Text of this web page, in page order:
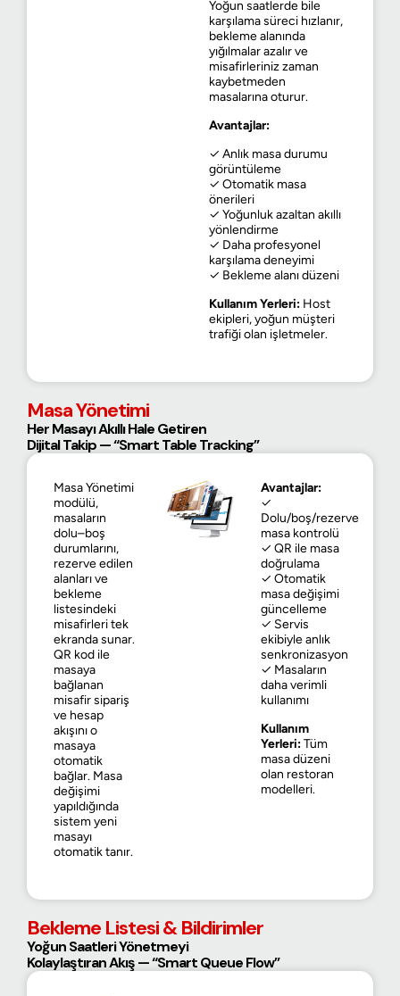
Yoğun saatlerde bile
karşılama süreci hızlanır,
bekleme alanında
yığılmalar azalır ve
misafirleriniz zaman
kaybetmeden
masalarına oturur.
Avantajlar:
✓ Anlık masa durumu
görüntüleme
✓ Otomatik masa
önerileri
✓ Yoğunluk azaltan akıllı
yönlendirme
✓ Daha profesyonel
karşılama deneyimi
✓ Bekleme alanı düzeni
Kullanım Yerleri: Host
ekipleri, yoğun müşteri
trafiği olan işletmeler.
Masa Yönetimi
Her Masayı Akıllı Hale Getiren
Dijital Takip — “Smart Table Tracking”
Masa Yönetimi
modülü,
masaların
dolu–boş
durumlarını,
rezerve edilen
alanları ve
bekleme
listesindeki
misafirleri tek
ekranda sunar.
QR kod ile
masaya
bağlanan
misafir sipariş
ve hesap
akışını o
masaya
otomatik
bağlar. Masa
değişimi
yapıldığında
sistem yeni
masayı
otomatik tanır.
Avantajlar:
✓
Dolu/boş/rezerve
masa kontrolü
✓ QR ile masa
doğrulama
✓ Otomatik
masa değişimi
güncelleme
✓ Servis
ekibiyle anlık
senkronizasyon
✓ Masaların
daha verimli
kullanımı
Kullanım
Yerleri:Tüm
masa düzeni
olan restoran
modelleri.
Bekleme Listesi & Bildirimler
Yoğun Saatleri Yönetmeyi
Kolaylaştıran Akış — “Smart Queue Flow”